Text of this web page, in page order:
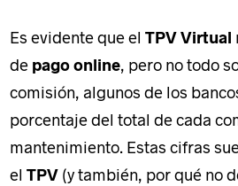
Es evidente que el TPV Virtual
de pago online, pero no todo
comisión, algunos de los
porcentaje del total de cada
mantenimiento. Estas cifras
el TPV (y también, por qué no